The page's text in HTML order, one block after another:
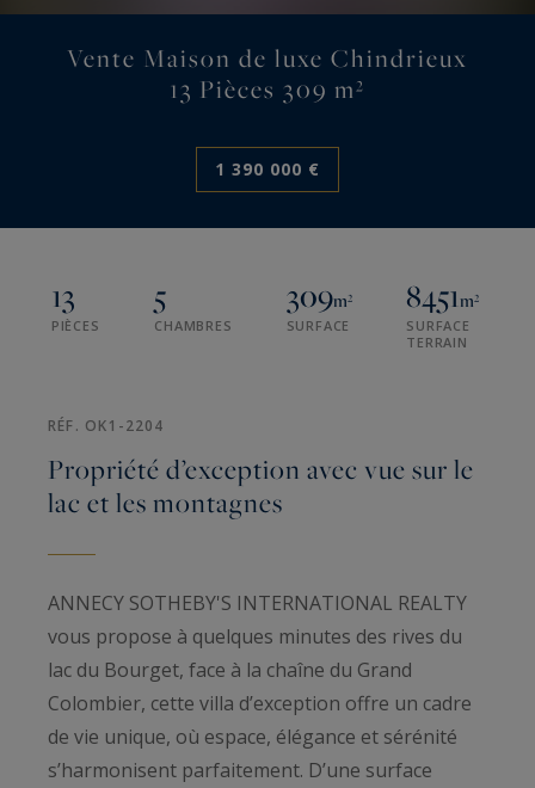
Vente Maison de luxe Chindrieux
13 Pièces 309 m²
1 390 000 €
13
PIÈCES
5
CHAMBRES
309m²
SURFACE
8451m²
SURFACE
TERRAIN
RÉF. OK1-2204
Propriété d’exception avec vue sur le
lac et les montagnes
ANNECY SOTHEBY'S INTERNATIONAL REALTY
vous propose à quelques minutes des rives du
lac du Bourget, face à la chaîne du Grand
Colombier, cette villa d’exception offre un cadre
de vie unique, où espace, élégance et sérénité
s’harmonisent parfaitement. D’une surface